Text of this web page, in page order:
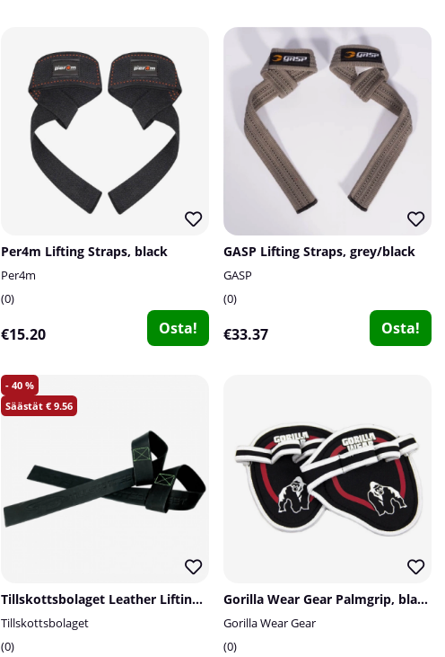
Per4m Lifting Straps, black
Per4m
0
€15.20 Osta!
GASP Lifting Straps, grey/black
GASP
0
€33.37 Osta!
40
9.56
Tillskottsbolaget Leather Lifting Straps
Tillskottsbolaget
0
Gorilla Wear Gear Palmgrip, black/red
Gorilla Wear Gear
0